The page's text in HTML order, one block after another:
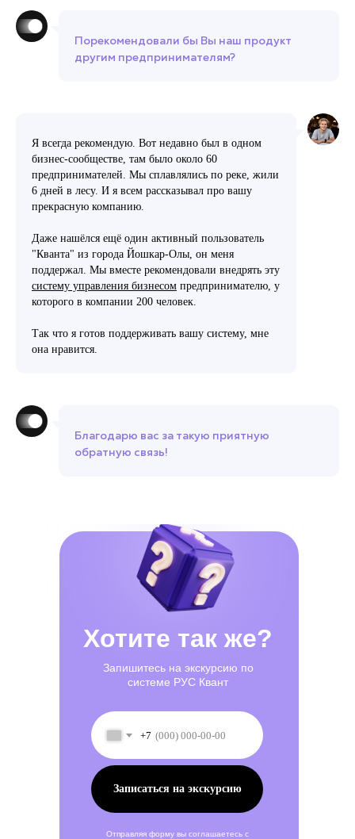
Порекомендовали бы Вы наш продукт
другим предпринимателям?
Я всегда рекомендую. Вот недавно был в одном
бизнес-сообществе, там было около 60
предпринимателей. Мы сплавлялись по реке, жили
6 дней в лесу. И я всем рассказывал про вашу
прекрасную компанию.
Даже нашёлся ещё один активный пользователь
"Кванта" из города Йошкар-Олы, он меня
поддержал. Мы вместе рекомендовали внедрять эту
систему управления бизнесом предпринимателю, у
которого в компании 200 человек.
Так что я готов поддерживать вашу систему, мне
она нравится.
Благодарю вас за такую приятную
обратную связь!
Хотите так же?
Запишитесь на экскурсию по
системе РУС Квант
+7
Записаться на экскурсию
Отправляя форму вы соглашаетесь с